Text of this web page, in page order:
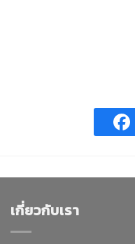
เกี่ยวกับเรา